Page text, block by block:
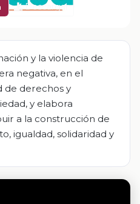
Descargar
y la violencia de
negativa, en el
de derechos y
y elabora
a la construcción de
igualdad, solidaridad y